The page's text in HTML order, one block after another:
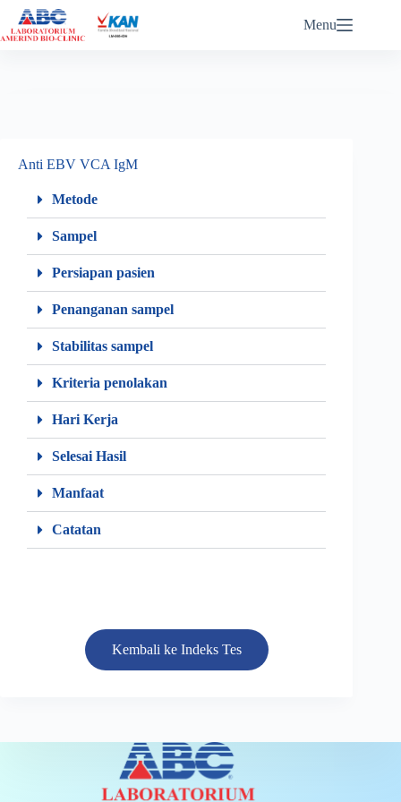
ABC eReports Login
Menu
Anti EBV VCA IgM
Metode
Sampel
Persiapan pasien
Penanganan sampel
Stabilitas sampel
Kriteria penolakan
Hari Kerja
Selesai Hasil
Manfaat
Catatan
Kembali ke Indeks Tes